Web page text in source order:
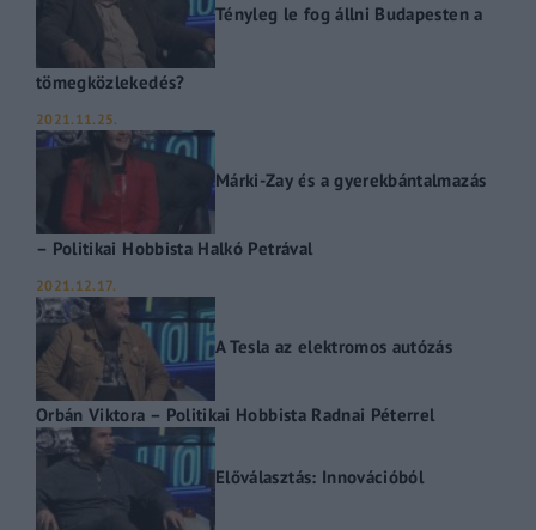
Tényleg le fog állni Budapesten a
tömegközlekedés?
2021.11.25.
Márki-Zay és a gyerekbántalmazás
– Politikai Hobbista Halkó Petrával
2021.12.17.
A Tesla az elektromos autózás
Orbán Viktora – Politikai Hobbista Radnai Péterrel
Előválasztás: Innovációból